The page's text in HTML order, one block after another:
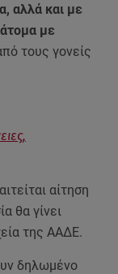
αλλά και με
με
τους γονείς
αίτηση
θα γίνει
της ΑΑΔΕ.
δηλωμένο